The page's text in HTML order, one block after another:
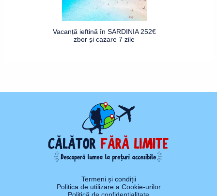
Vacanță ieftină în SARDINIA 252€
zbor și cazare 7 zile
Termeni și condiții
Politica de utilizare a Cookie-urilor
Politică de confidențialitate